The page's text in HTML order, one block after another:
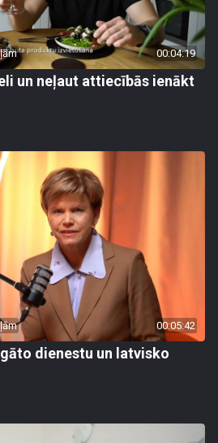
00:04:19
un neļaut attiecībās ienākt
00:05:42
dienestu un latvisko